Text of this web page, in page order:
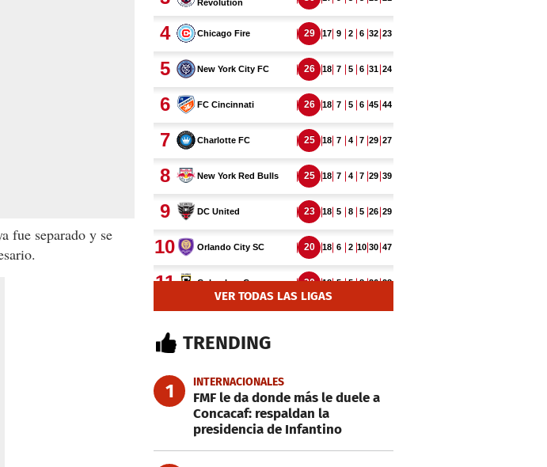
fue separado y se
VER TODAS LAS LIGAS
TRENDING
1 INTERNACIONALES
FMF le da donde más le duele a
Concacaf: respaldan la
presidencia de Infantino